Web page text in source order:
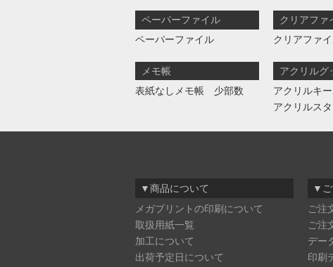
ペーパーファイル
ペーパーファイル
クリアファ
クリアファ
メモ帳
表紙なしメモ帳 少部数
アクリルグ
アクリルキ
アクリルス
▼商品について
メガプリントの印刷について
取扱用紙一覧
加工について
出荷予定日について
▼ご
ご注
ご注
デー
印刷